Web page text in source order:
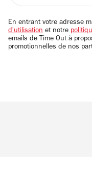
email
En entrant votre adresse
d'utilisation et notre
emails de Time Out à
promotionnelles de nos